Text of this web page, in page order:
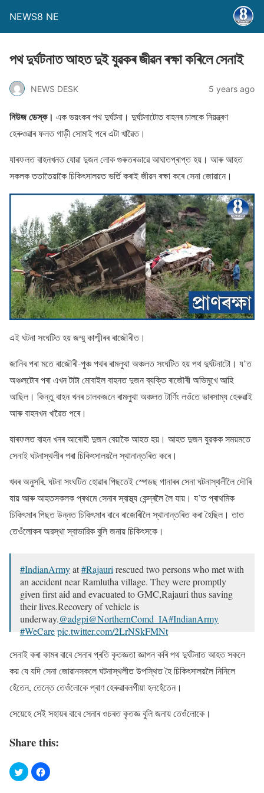
NEWS8 NE
পথ দুৰ্ঘটনাত আহত দুই যুৱকৰ জীৱন ৰক্ষা কৰিলে সেনাই
NEWS DESK 5 years ago
নিউজ ডেস্ক। এক ভয়ংকৰ পথ দুৰ্ঘটনা। দুৰ্ঘটনাটোত বাহনৰ চালকে নিয়ন্ত্ৰণ
হেৰুওৱাৰ ফলত গাড়ী সোমাই পৰে এটা খাৱৈত।
যাৰফলত বাহনখনত যোৱা দুজন লোক গুৰুতৰভাৱে আঘাতপ্ৰাপ্ত হয়। আৰু আহত
সকলক ততাতৈয়াকৈ চিকিৎসালয়ত ভৰ্তি কৰাই জীৱন ৰক্ষা কৰে সেনা জোৱানে।
এই ঘটনা সংঘটিত হয় জম্মু কাশ্মীৰৰ ৰাজৌৰীত।
জানিব পৰা মতে ৰাজৌৰী-পুঞ্চ পথৰ ৰামলুথা অঞ্চলত সংঘটিত হয় পথ দুৰ্ঘটনাটো। য’ত
অঞ্চলটোৰ পৰা এখন টাটা মোবাইল বাহনত দুজন ব্যক্তি ৰাজৌৰী অভিমুখে আহি
আছিল। কিন্তু বাহন খনৰ চালকজনে ৰামলুথা অঞ্চলত টাৰ্ণিং লওঁতে ভাৰসাম্য হেৰুৱাই
আৰু বাহনখন খাৱৈত পৰে।
যাৰফলত বাহন খনৰ আৰোহী দুজন বেয়াকৈ আহত হয়। আহত দুজন যুৱকক সময়মতে
সেনাই ঘটনাস্থলীৰ পৰা চিকিৎসালয়লৈ স্থানান্তৰিত কৰে।
খবৰ অনুসৰি, ঘটনা সংঘটিত হোৱাৰ পিছতেই স্পেডছ গানাৰৰ সেনা ঘটনাস্থলীলৈ দৌৰি
যায় আৰু আহতসকলক প্ৰথমে সেনাৰ স্বাস্থ্য কেন্দ্ৰলৈ লৈ যায়। য’ত প্ৰাথমিক
চিকিৎসাৰ পিছত উন্নত চিকিৎসাৰ বাবে ৰাজোৰীলৈ স্থানান্তৰিত কৰা হৈছিল। তাত
তেওঁলোকৰ অৱস্থা স্বাভাৱিক বুলি জনায় চিকিৎসকে।
#IndianArmyat#Rajauri rescued two persons who met with
an accident near Ramlutha village. They were promptly
given first aid and evacuated to GMC,Rajauri thus saving
their lives.Recovery of vehicle is
underway.@adgpi@NorthernComd_IA#IndianArmy
#WeCarepic.twitter.com/2LrNSkFMNt
— White Knight Corps (@Whiteknight_IA)July 11, 2021
সেনাই কৰা কামৰ বাবে সেনাৰ প্ৰতি কৃতজ্ঞতা জ্ঞাপন কৰি পথ দুৰ্ঘটনাত আহত সকলে
কয় যে যদি সেনা জোৱানসকলে ঘটনাস্থলীত উপস্থিত হৈ চিকিৎসালয়লৈ নিনিলে
হেঁতেন, তেন্তে তেওঁলোকে প্ৰাণ হেৰুৱাবলগীয়া হলহেঁতেন।
সেয়েহে সেই সহায়ৰ বাবে সেনাৰ ওচৰত কৃতজ্ঞ বুলি জনায় তেওঁলোকে।
Share this: